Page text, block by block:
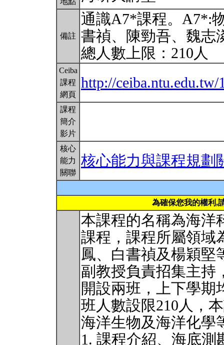
備註
通識A7*課程。A7*:
書禎、陳勁吾、魏志
總人數上限：210人
Ceiba
課程
網頁
http://ceiba.ntu.edu.tw/
課程
簡介
影片
核心
能力
關聯
核心能力與課程規劃
為確保您我的權利,
本課程的名稱為海洋
課程，課程所屬領域
鳳、白書禎及楊穎堅
副教授負責招集主持
開設兩班，上下學期
班人數設限210人，
海洋生物及海洋化學
1. 課程介紹、海底測